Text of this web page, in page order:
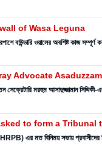
of Wasa Leguna
বাউন্ডারি ওয়ালের অবশিষ্ট কাজ
Advocate
মরহুম আসাদুজ্জামান
to form a Tribunal
এর মত বিনিময় সভায়